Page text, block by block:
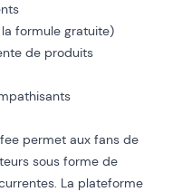
formule gratuite)
de produits
permet aux fans de
sous forme de
La plateforme